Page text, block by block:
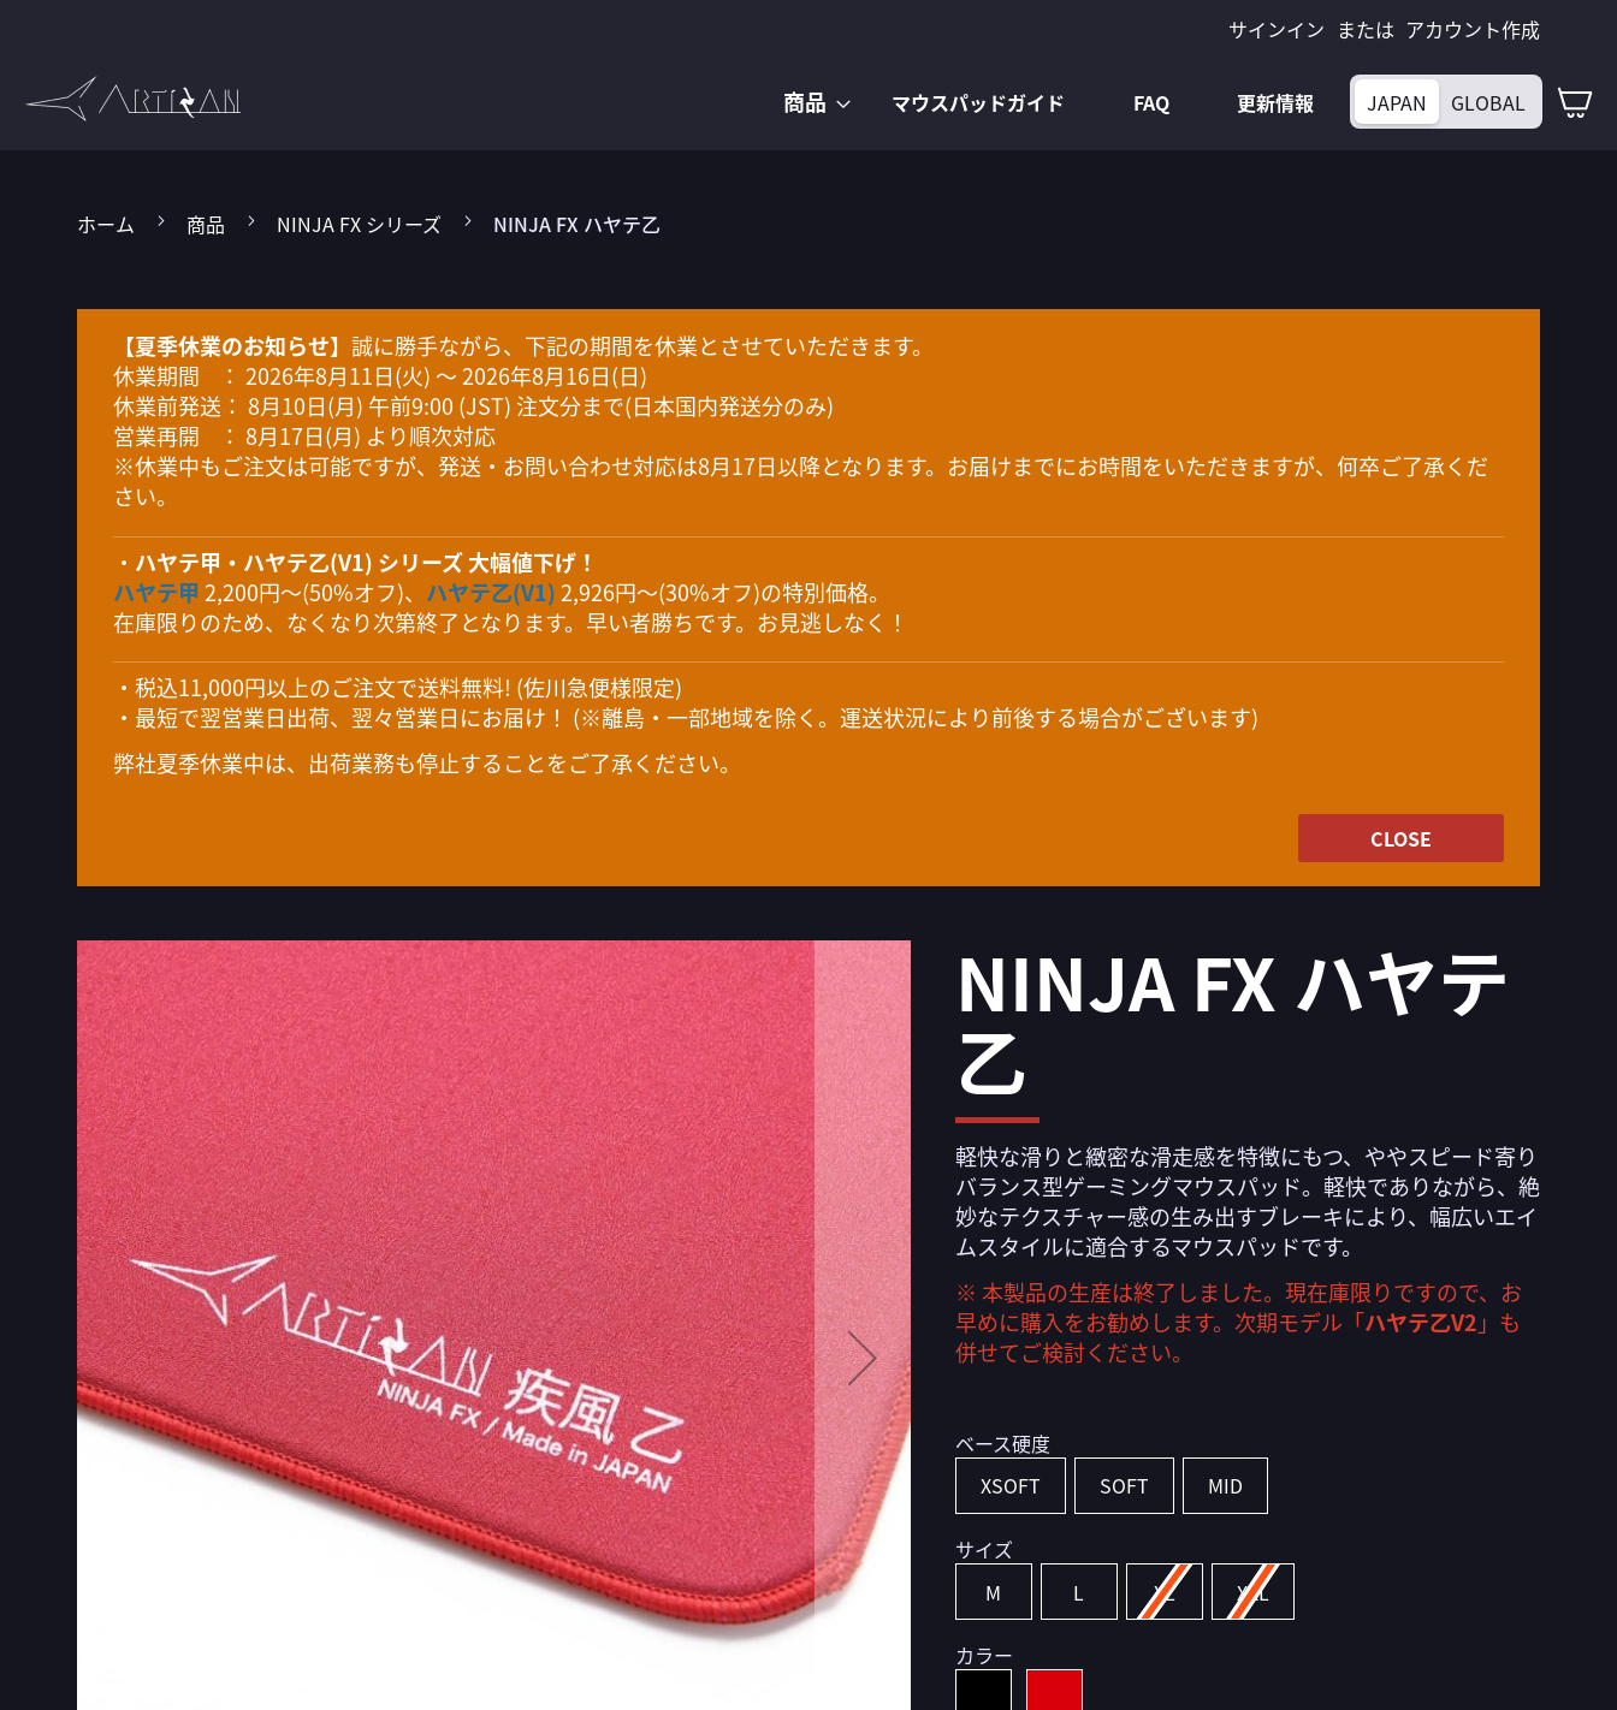
テ
ン
ス
キ
サインイン アカウント作成
JAPAN GLOBAL
商品 マウスパッドガイド FAQ 更新情報
ホーム 商品 NINJA FX シリーズ NINJA FX ハヤテ乙
【夏季休業のお知らせ】 誠に勝手ながら、下記の期間を休業とさせていただきます。
休業期間 ： 2026年8月11日(火) ～ 2026年8月16日(日)
休業前発送： 8月10日(月) 午前9:00 (JST) 注文分まで(日本国内発送分のみ)
営業再開 ： 8月17日(月) より順次対応
※休業中もご注文は可能ですが、発送・お問い合わせ対応は8月17日以降となります。お届けまでにお時間をいただきますが、何卒ご了承くだ
さい。
・ ハヤテ甲・ハヤテ乙(V1) シリーズ 大幅値下げ！
ハヤテ甲 2,200円～(50%オフ)、 ハヤテ乙(V1) 2,926円～(30%オフ)の特別価格。
在庫限りのため、なくなり次第終了となります。早い者勝ちです。お見逃しなく！
・税込11,000円以上のご注文で送料無料! (佐川急便様限定)
・最短で翌営業日出荷、翌々営業日にお届け！ (※離島・一部地域を除く。運送状況により前後する場合がございます)
弊社夏季休業中は、出荷業務も停止することをご了承ください。
CLOSE
イ
メ
ー
ジ
ギ
ャ
ラ
リ
ー
の
最
後
に
移
動
す
る
NINJA FX ハヤテ
乙
軽快な滑りと緻密な滑走感を特徴にもつ、ややスピード寄り
バランス型ゲーミングマウスパッド。軽快でありながら、絶
妙なテクスチャー感の生み出すブレーキにより、幅広いエイ
ムスタイルに適合するマウスパッドです。
※ 本製品の生産は終了しました。現在庫限りですので、お
早めに購入をお勧めします。 次期モデル「ハヤテ乙V2 」も
併せてご検討ください。
ベース硬度
XSOFT
SOFT MID
サイズ
M
L XL XXL
カラー